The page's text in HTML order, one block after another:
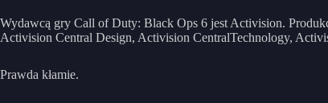
Wydawcą gry Call of Duty: Black Ops 6 jest Activision.
Activision Central Design, Activision CentralTechnology,
Prawda kłamie.